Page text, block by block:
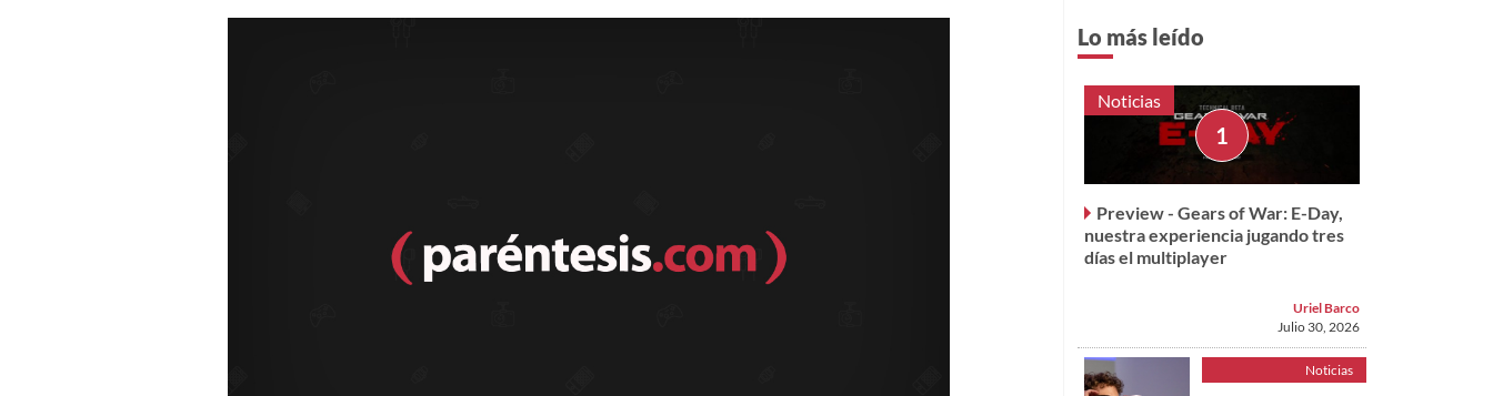
Lo más leído
Noticias
Preview - Gears of War: E-Day,
nuestra experiencia jugando tres
días el multiplayer
Uriel Barco
Julio 30, 2026
Noticias